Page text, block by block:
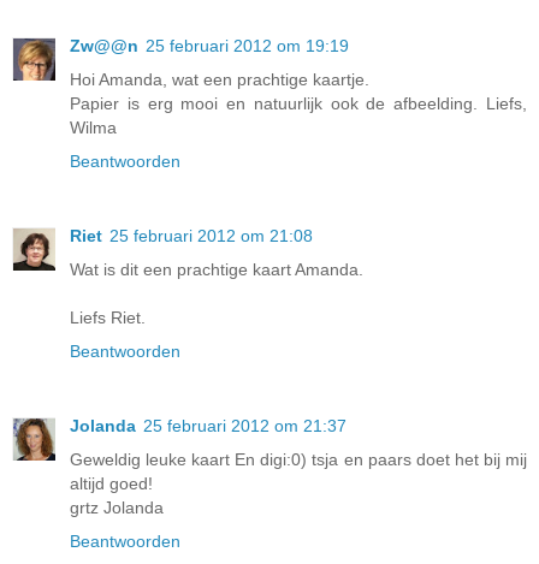
Zw@@n 25 februari 2012 om 19:19
Hoi Amanda, wat een prachtige kaartje.
Papier is erg mooi en natuurlijk ook de afbeelding. Liefs,
Wilma
Beantwoorden
Riet 25 februari 2012 om 21:08
Wat is dit een prachtige kaart Amanda.
Liefs Riet.
Beantwoorden
Jolanda 25 februari 2012 om 21:37
Geweldig leuke kaart En digi:0) tsja en paars doet het bij mij
altijd goed!
grtz Jolanda
Beantwoorden